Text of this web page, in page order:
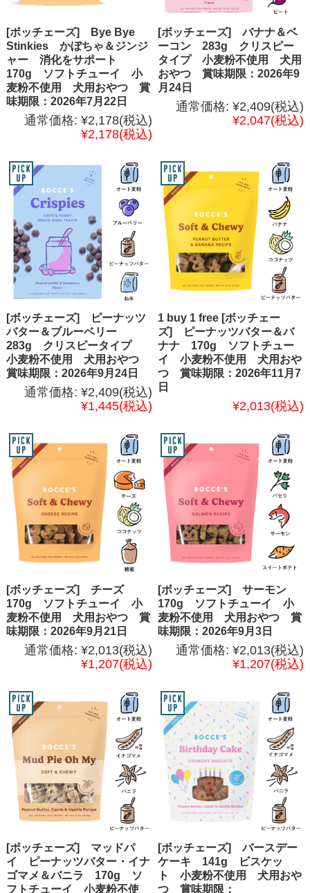
[ボッチェーズ] Bye Bye
Stinkies かぼちゃ＆ジンジ
ャー 消化をサポート
170g ソフトチューイ 小
麦粉不使用 犬用おやつ 賞
味期限：2026年7月22日
通常価格: ¥2,178(税込)
¥2,178(税込)
[ボッチェーズ] バナナ＆ベ
ーコン 283g クリスピー
タイプ 小麦粉不使用 犬用
おやつ 賞味期限：2026年9
月24日
通常価格: ¥2,409(税込)
¥2,047(税込)
[ボッチェーズ] ピーナッツ
バター＆ブルーベリー
283g クリスピータイプ
小麦粉不使用 犬用おやつ
賞味期限：2026年9月24日
通常価格: ¥2,409(税込)
¥1,445(税込)
1 buy 1 free [ボッチェー
ズ] ピーナッツバター＆バ
ナナ 170g ソフトチュー
イ 小麦粉不使用 犬用おや
つ 賞味期限：2026年11月7
日
¥2,013(税込)
[ボッチェーズ] チーズ
170g ソフトチューイ 小
麦粉不使用 犬用おやつ 賞
味期限：2026年9月21日
通常価格: ¥2,013(税込)
¥1,207(税込)
[ボッチェーズ] サーモン
170g ソフトチューイ 小
麦粉不使用 犬用おやつ 賞
味期限：2026年9月3日
通常価格: ¥2,013(税込)
¥1,207(税込)
[ボッチェーズ] マッドパ
イ ピーナッツバター・イナ
ゴマメ＆バニラ 170g ソ
フトチューイ 小麦粉不使
[ボッチェーズ] バースデー
ケーキ 141g ビスケッ
ト 小麦粉不使用 犬用おや
つ 賞味期限：